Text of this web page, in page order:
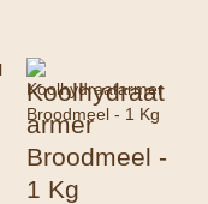
Koolhydraat
armer
Broodmeel -
1 Kg